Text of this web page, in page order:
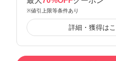
※値引上限等条件あり
詳細・獲得は